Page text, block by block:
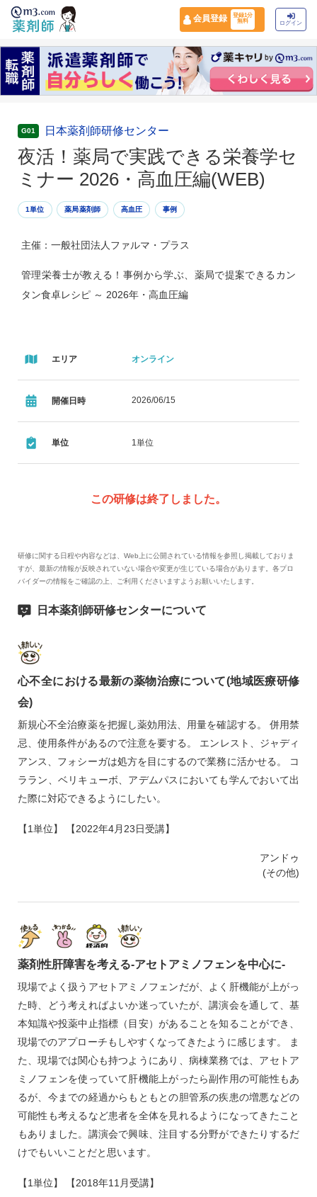
会員登録
登録1分
無料
ログイン
G01 日本薬剤師研修センター
夜活！薬局で実践できる栄養学セ
ミナー 2026・高血圧編(WEB)
1単位 薬局薬剤師 高血圧 事例
主催：一般社団法人ファルマ・プラス
管理栄養士が教える！事例から学ぶ、薬局で提案できるカン
タン食卓レシピ ～ 2026年・高血圧編
エリア オンライン
開催日時 2026/06/15
単位 1単位
この研修は終了しました。
研修に関する日程や内容などは、Web上に公開されている情報を参照し掲載しておりま
すが、最新の情報が反映されていない場合や変更が生じている場合があります。各プロ
バイダーの情報をご確認の上、ご利用くださいますようお願いいたします。
日本薬剤師研修センターについて
心不全における最新の薬物治療について(地域医療研修
会)
新規心不全治療薬を把握し薬効用法、用量を確認する。 併用禁
忌、使用条件があるので注意を要する。 エンレスト、ジャディ
アンス、フォシーガは処方を目にするので業務に活かせる。 コ
ララン、ベリキューボ、アデムパスにおいても学んでおいて出
た際に対応できるようにしたい。
【1単位】 【2022年4月23日受講】
アンドゥ
(その他)
薬剤性肝障害を考える‐アセトアミノフェンを中心に‐
現場でよく扱うアセトアミノフェンだが、よく肝機能が上がっ
た時、どう考えればよいか迷っていたが、講演会を通して、基
本知識や投薬中止指標（目安）があることを知ることができ、
現場でのアプローチもしやすくなってきたように感じます。 ま
た、現場では関心も持つようにあり、病棟業務では、アセトア
ミノフェンを使っていて肝機能上がったら副作用の可能性もあ
るが、今までの経過からもともとの胆管系の疾患の増悪などの
可能性も考えるなど患者を全体を見れるようになってきたこと
もありました。講演会で興味、注目する分野ができたりするだ
けでもいいことだと思います。
【1単位】 【2018年11月受講】